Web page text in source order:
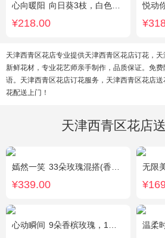
心向暖阳 向日葵3枝，白色洋桔梗0.5扎，绿色小雏菊2枝，雪柳0.1扎
¥218.00
悦动
天津西青区花店专业提供天津西青区花店订花，
新鲜花材，专业花艺师亲手制作，品质保证。免
语。天津西青区花店订花服务，天津西青区花店
花配送上门！
天津西青区花店
嫣然一笑 33朵玫瑰混搭(香槟玫瑰+红玫瑰)，桔梗、配花、绿叶
¥339.00
无限
心动瞬间 9朵香槟玫瑰，1个蓝色绣球，1支多头白百合，桔梗、绿叶搭配 温柔